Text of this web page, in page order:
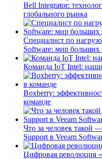
Bell Integrator:
глобального рынка
Специалист по
Software: мир больших
Команда IoT Intel:
Boxberry:
команде
Что за человек такой
Support в Veeam
Цифровая революция